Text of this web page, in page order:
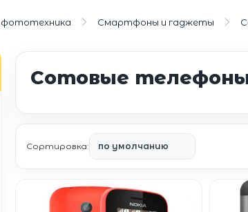
Смартфоны и гаджеты
Сотовые
Сортировка: